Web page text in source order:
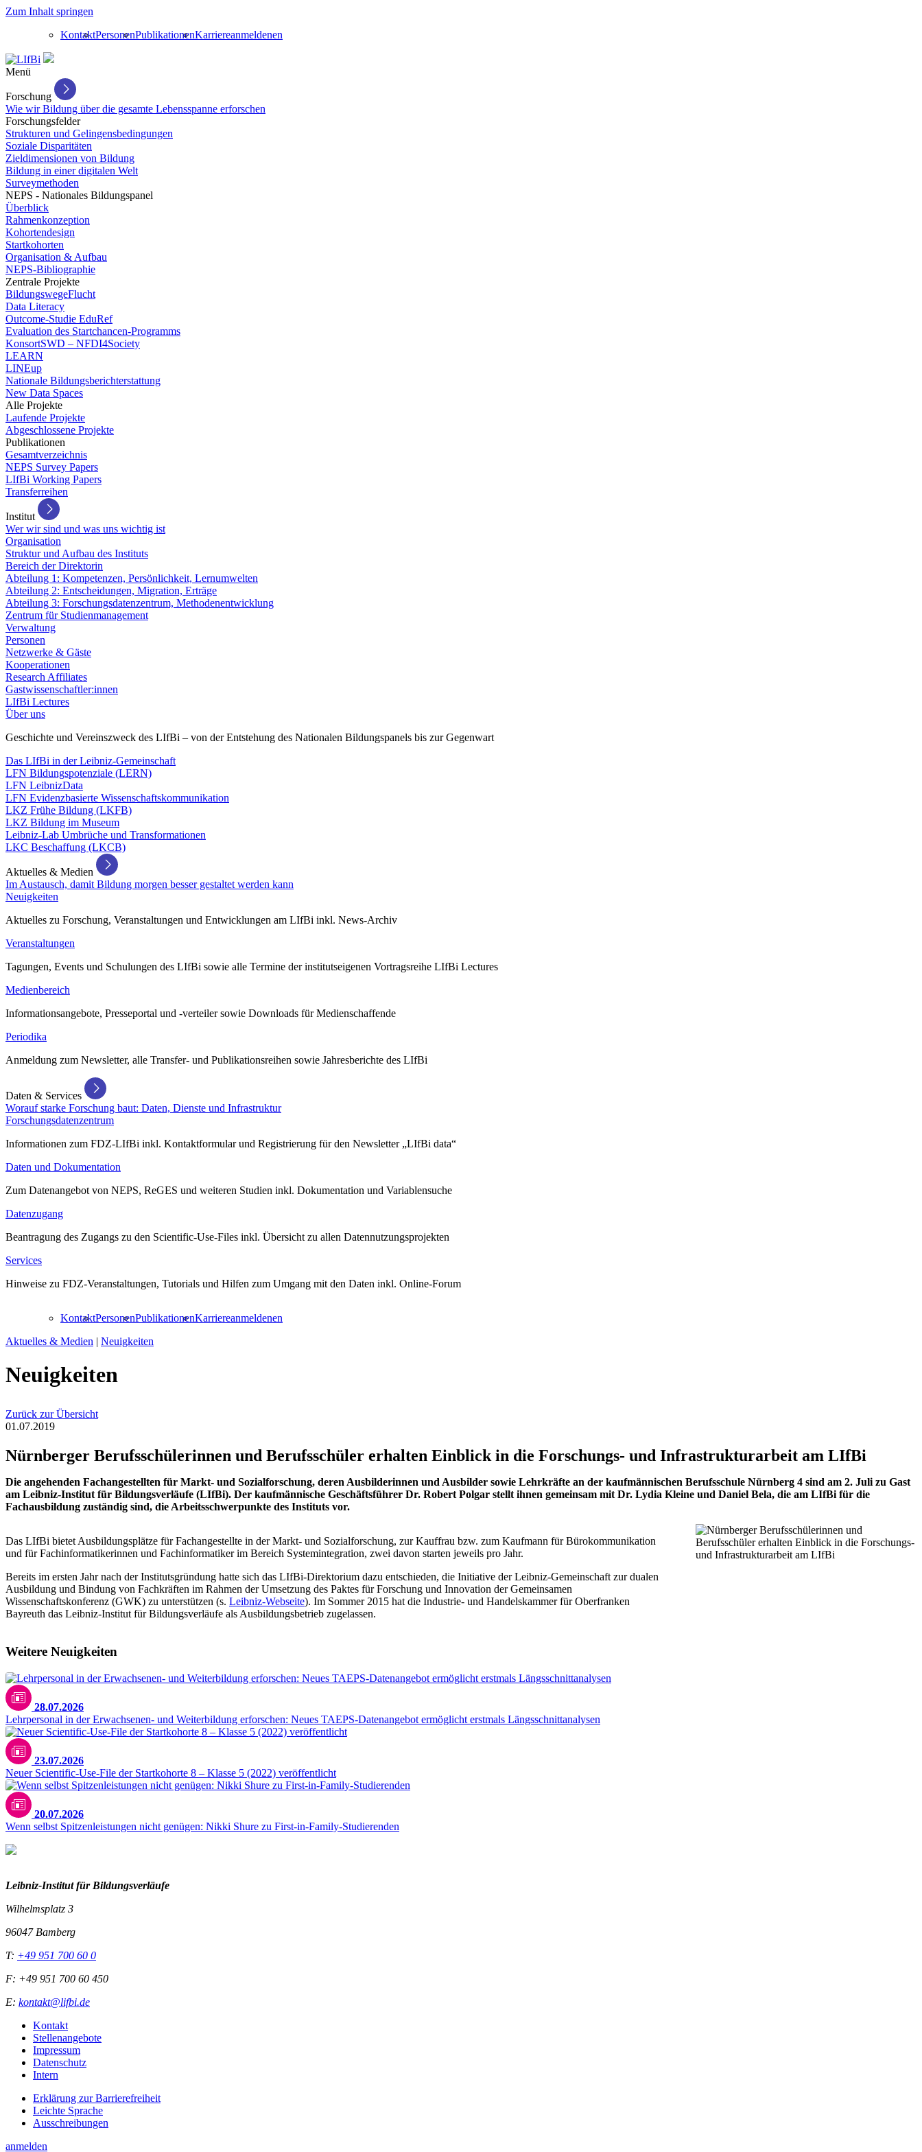
Zum Inhalt springen
KontaktPersonenPublikationenKarriereanmeldenen
Menü
Forschung
Wie wir Bildung über die gesamte Lebensspanne erforschen
Forschungsfelder
Strukturen und Gelingensbedingungen
Soziale Disparitäten
Zieldimensionen von Bildung
Bildung in einer digitalen Welt
Surveymethoden
NEPS - Nationales Bildungspanel
Überblick
Rahmenkonzeption
Kohortendesign
Startkohorten
Organisation & Aufbau
NEPS-Bibliographie
Zentrale Projekte
BildungswegeFlucht
Data Literacy
Outcome-Studie EduRef
Evaluation des Startchancen-Programms
KonsortSWD – NFDI4Society
LEARN
LINEup
Nationale Bildungsberichterstattung
New Data Spaces
Alle Projekte
Laufende Projekte
Abgeschlossene Projekte
Publikationen
Gesamtverzeichnis
NEPS Survey Papers
LIfBi Working Papers
Transferreihen
Institut
Wer wir sind und was uns wichtig ist
Organisation
Struktur und Aufbau des Instituts
Bereich der Direktorin
Abteilung 1: Kompetenzen, Persönlichkeit, Lernumwelten
Abteilung 2: Entscheidungen, Migration, Erträge
Abteilung 3: Forschungsdatenzentrum, Methodenentwicklung
Zentrum für Studienmanagement
Verwaltung
Personen
Netzwerke & Gäste
Kooperationen
Research Affiliates
Gastwissenschaftler:innen
LIfBi Lectures
Über uns
Geschichte und Vereinszweck des LIfBi – von der Entstehung des Nationalen Bildungspanels bis zur Gegenwart
Das LIfBi in der Leibniz-Gemeinschaft
LFN Bildungspotenziale (LERN)
LFN LeibnizData
LFN Evidenzbasierte Wissenschaftskommunikation
LKZ Frühe Bildung (LKFB)
LKZ Bildung im Museum
Leibniz-Lab Umbrüche und Transformationen
LKC Beschaffung (LKCB)
Aktuelles & Medien
Im Austausch, damit Bildung morgen besser gestaltet werden kann
Neuigkeiten
Aktuelles zu Forschung, Veranstaltungen und Entwicklungen am LIfBi inkl. News-Archiv
Veranstaltungen
Tagungen, Events und Schulungen des LIfBi sowie alle Termine der institutseigenen Vortragsreihe LIfBi Lectures
Medienbereich
Informationsangebote, Presseportal und -verteiler sowie Downloads für Medienschaffende
Periodika
Anmeldung zum Newsletter, alle Transfer- und Publikationsreihen sowie Jahresberichte des LIfBi
Daten & Services
Worauf starke Forschung baut: Daten, Dienste und Infrastruktur
Forschungsdatenzentrum
Informationen zum FDZ-LIfBi inkl. Kontaktformular und Registrierung für den Newsletter „LIfBi data“
Daten und Dokumentation
Zum Datenangebot von NEPS, ReGES und weiteren Studien inkl. Dokumentation und Variablensuche
Datenzugang
Beantragung des Zugangs zu den Scientific-Use-Files inkl. Übersicht zu allen Datennutzungsprojekten
Services
Hinweise zu FDZ-Veranstaltungen, Tutorials und Hilfen zum Umgang mit den Daten inkl. Online-Forum
KontaktPersonenPublikationenKarriereanmeldenen
Aktuelles & Medien | Neuigkeiten
Neuigkeiten
Zurück zur Übersicht
01.07.2019
Nürnberger Berufsschülerinnen und Berufsschüler erhalten Einblick in die Forschungs- und Infrastrukturarbeit am LIfBi
Die angehenden Fachangestellten für Markt- und Sozialforschung, deren Ausbilderinnen und Ausbilder sowie Lehrkräfte an der kaufmännischen Berufsschule Nürnberg 4 sind am 2. Juli zu Gast
am Leibniz-Institut für Bildungsverläufe (LIfBi). Der kaufmännische Geschäftsführer Dr. Robert Polgar stellt ihnen gemeinsam mit Dr. Lydia Kleine und Daniel Bela, die am LIfBi für die
Fachausbildung zuständig sind, die Arbeitsschwerpunkte des Instituts vor.
Das LIfBi bietet Ausbildungsplätze für Fachangestellte in der Markt- und Sozialforschung, zur Kauffrau bzw. zum Kaufmann für Bürokommunikation
und für Fachinformatikerinnen und Fachinformatiker im Bereich Systemintegration, zwei davon starten jeweils pro Jahr.
Bereits im ersten Jahr nach der Institutsgründung hatte sich das LIfBi-Direktorium dazu entschieden, die Initiative der Leibniz-Gemeinschaft zur dualen
Ausbildung und Bindung von Fachkräften im Rahmen der Umsetzung des Paktes für Forschung und Innovation der Gemeinsamen
Wissenschaftskonferenz (GWK) zu unterstützen (s. Leibniz-Webseite). Im Sommer 2015 hat die Industrie- und Handelskammer für Oberfranken
Bayreuth das Leibniz-Institut für Bildungsverläufe als Ausbildungsbetrieb zugelassen.
Weitere Neuigkeiten
28.07.2026
Lehrpersonal in der Erwachsenen- und Weiterbildung erforschen: Neues TAEPS-Datenangebot ermöglicht erstmals Längsschnittanalysen
23.07.2026
Neuer Scientific-Use-File der Startkohorte 8 – Klasse 5 (2022) veröffentlicht
20.07.2026
Wenn selbst Spitzenleistungen nicht genügen: Nikki Shure zu First-in-Family-Studierenden
Leibniz-Institut für Bildungsverläufe
Wilhelmsplatz 3
96047 Bamberg
T: +49 951 700 60 0
F: +49 951 700 60 450
E: kontakt@lifbi.de
Kontakt
Stellenangebote
Impressum
Datenschutz
Intern
Erklärung zur Barrierefreiheit
Leichte Sprache
Ausschreibungen
anmelden